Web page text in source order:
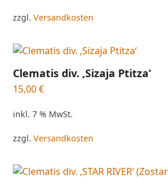
zzgl.Versandkosten
Clematis div. ‚Sizaja Ptitza‘
15,00€
inkl. 7 % MwSt.
zzgl.Versandkosten